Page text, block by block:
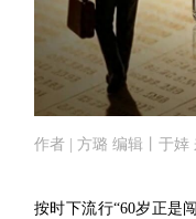
作者 | 方璐 编辑丨于婞
按时下流行“60岁正是